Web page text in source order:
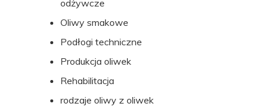
odżywcze
Oliwy smakowe
Podłogi techniczne
Produkcja oliwek
Rehabilitacja
rodzaje oliwy z oliwek